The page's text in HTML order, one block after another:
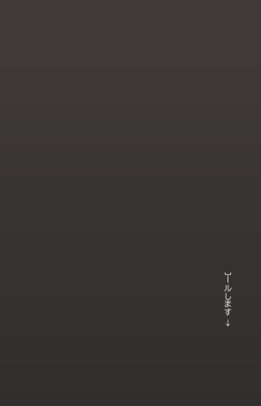
← スクロールします →